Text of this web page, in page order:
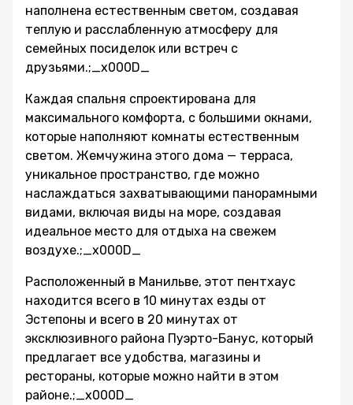
наполнена естественным светом, создавая
теплую и расслабленную атмосферу для
семейных посиделок или встреч с
друзьями.;_x000D_
Каждая спальня спроектирована для
максимального комфорта, с большими окнами,
которые наполняют комнаты естественным
светом. Жемчужина этого дома — терраса,
уникальное пространство, где можно
наслаждаться захватывающими панорамными
видами, включая виды на море, создавая
идеальное место для отдыха на свежем
воздухе.;_x000D_
Расположенный в Манильве, этот пентхаус
находится всего в 10 минутах езды от
Эстепоны и всего в 20 минутах от
эксклюзивного района Пуэрто-Банус, который
предлагает все удобства, магазины и
рестораны, которые можно найти в этом
районе.;_x000D_